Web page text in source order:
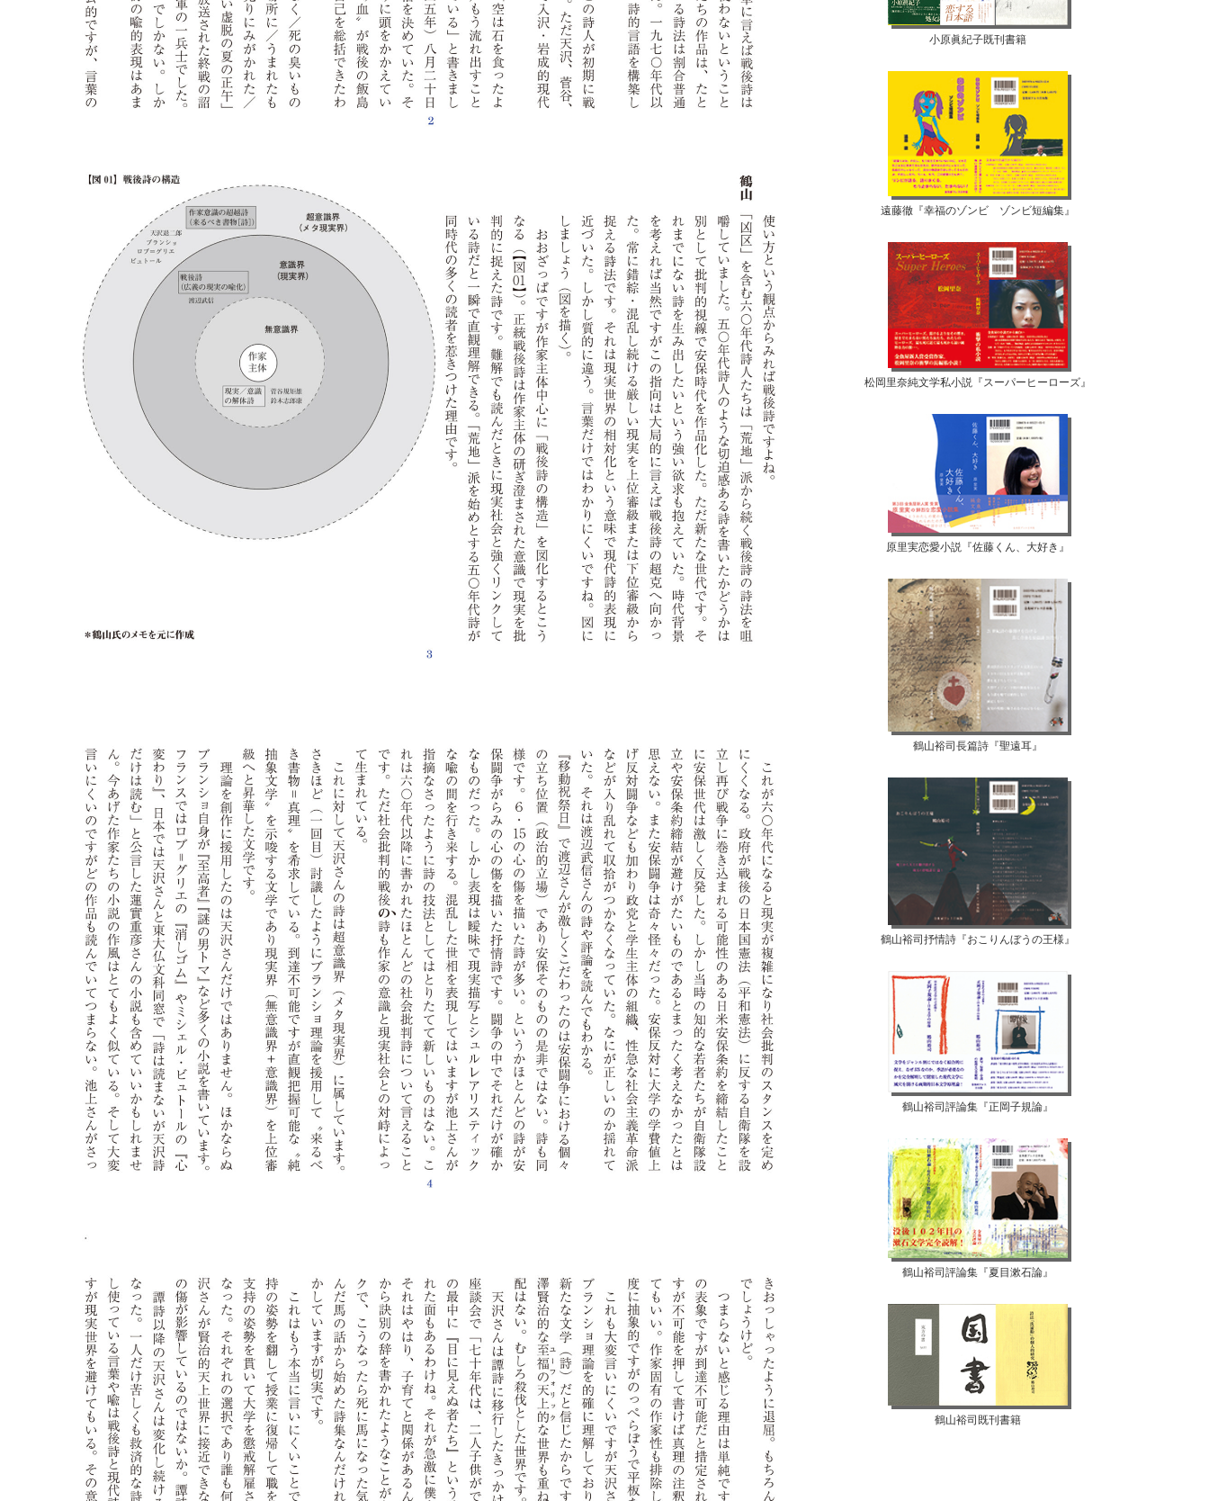
小原眞紀子既刊書籍
遠藤徹『幸福のゾンビ ゾンビ短編集』
松岡里奈純文学私小説『スーパーヒーローズ』
原里実恋愛小説『佐藤くん、大好き』
鶴山裕司長篇詩『聖遠耳』
鶴山裕司抒情詩『おこりんぼうの王様』
鶴山裕司評論集『正岡子規論』
鶴山裕司評論集『夏目漱石論』
鶴山裕司既刊書籍